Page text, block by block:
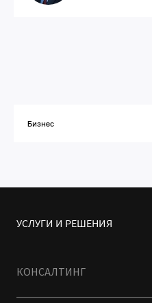
Бизнес
УСЛУГИ И РЕШЕНИЯ
КОНСАЛТИНГ